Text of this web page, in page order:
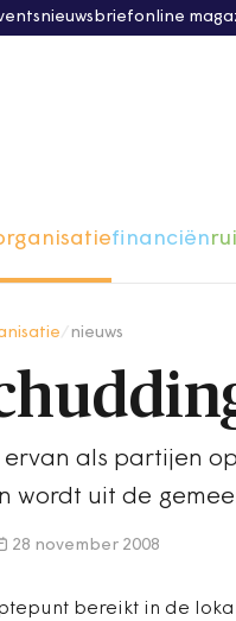
nieuwsbriefonline
financiën
nieuws
ervan als partijen
wordt uit de
28 november 2008
bereikt in de